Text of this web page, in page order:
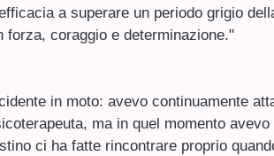
a superare un periodo grigio
coraggio e determinazione."
in moto: avevo continuamente
ma in quel momento
ci ha fatte rincontrare proprio